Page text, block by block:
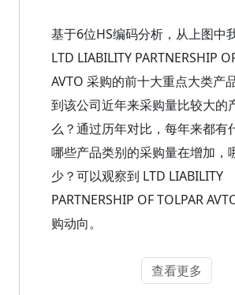
基于6位HS编码分析，从上图中
LTD LIABILITY PARTNERSHIP
AVTO 采购的前十大重点大类产
到该公司近年来采购量比较大的
么？通过历年对比，每年来都有
哪些产品类别的采购量在增加，
少？可以观察到 LTD LIABILITY
PARTNERSHIP OF TOLPAR
购动向。
查看更多